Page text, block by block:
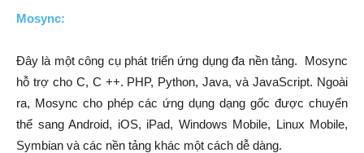
Mosync:
Đây là một công cụ phát triển ứng dụng đa nền tảng.
Mosync
hỗ trợ cho C, C ++. PHP, Python, Java, và JavaScript. Ngoài
ra, Mosync cho phép các ứng dụng dạng gốc được chuyển
thể sang Android, iOS, iPad, Windows Mobile, Linux Mobile,
Symbian và các nền tảng khác một cách dễ dàng.